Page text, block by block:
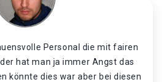
Personal die mit fairen
hat man ja immer Angst das
könnte dies war aber bei diesen